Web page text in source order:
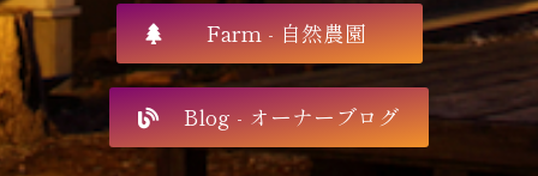
Farm - 自然農園
Blog - オーナーブログ